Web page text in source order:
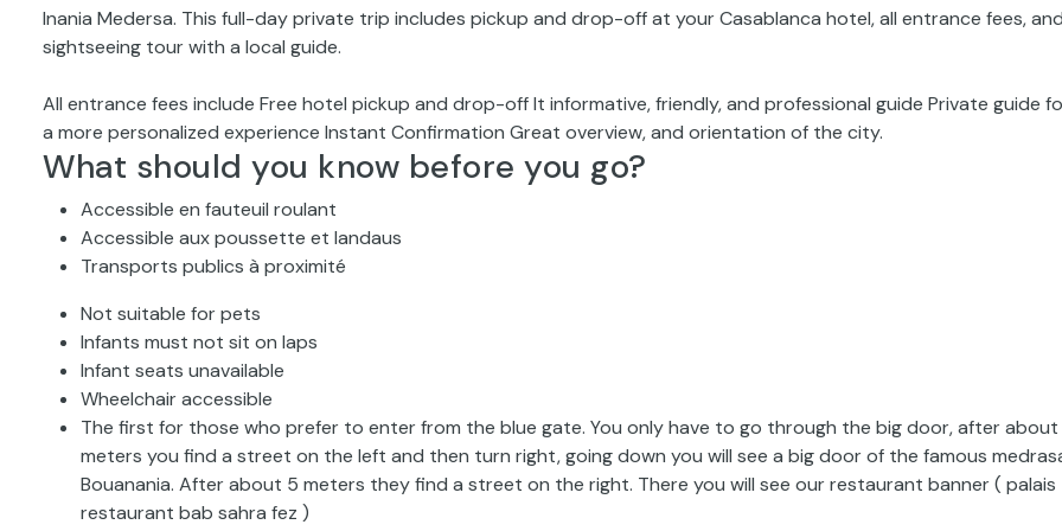
Inania Medersa. This full-day private trip includes pickup and drop-off at your Casablanca hotel, all entrance fees,
sightseeing tour with a local guide.
All entrance fees include Free hotel pickup and drop-off It informative, friendly, and professional guide Private guide
a more personalized experience Instant Confirmation Great overview, and orientation of the city.
What should you know before you go?
Accessible en fauteuil roulant
Accessible aux poussette et landaus
Transports publics à proximité
Not suitable for pets
Infants must not sit on laps
Infant seats unavailable
Wheelchair accessible
The first for those who prefer to enter from the blue gate. You only have to go through the big door, after about
meters you find a street on the left and then turn right, going down you will see a big door of the famous
Bouanania. After about 5 meters they find a street on the right. There you will see our restaurant banner ( palais
restaurant bab sahra fez )